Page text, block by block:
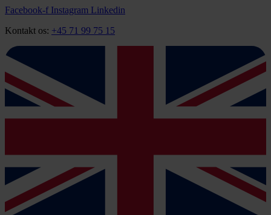
Videre
indhold
Facebook-f Instagram Linkedin
Kontakt os: +45 71 99 75 15